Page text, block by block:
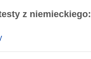
z niemieckiego: